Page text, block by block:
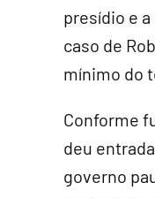
presídio e
caso de
mínimo do
Conforme
deu
governo